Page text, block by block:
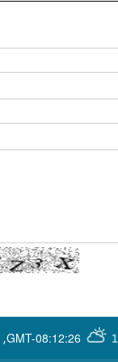
GMT-08:12:26
,